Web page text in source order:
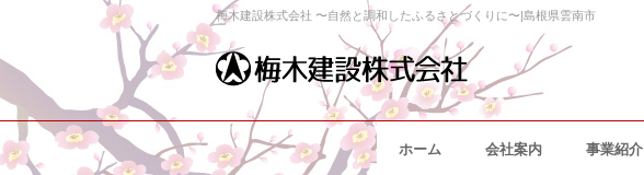
梅木建設株式会社 〜自然と調和したふるさとづくりに〜|島根県雲南市
ホーム 会社案内 事業紹介